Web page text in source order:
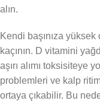
alın.
Kendi başınıza
kaçının. D vitamini
aşırı alımı toksisiteye
problemleri ve kalp
ortaya çıkabilir. Bu